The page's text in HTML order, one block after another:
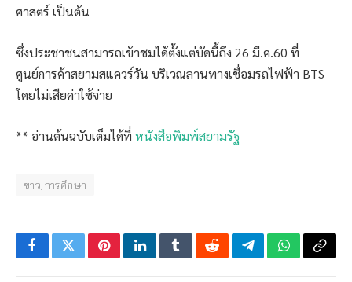
ศาสตร์ เป็นต้น
ซึ่งประชาชนสามารถเข้าชมได้ตั้งแต่บัดนี้ถึง 26 มี.ค.60 ที่
ศูนย์การค้าสยามสแควร์วัน บริเวณลานทางเชื่อมรถไฟฟ้า BTS
โดยไม่เสียค่าใช้จ่าย
** อ่านต้นฉบับเต็มได้ที่ หนังสือพิมพ์สยามรัฐ
ข่าว,การศึกษา
FacebookTwitterPinterestLinkedInTumblrRedditTelegramWhatsApp
Copy